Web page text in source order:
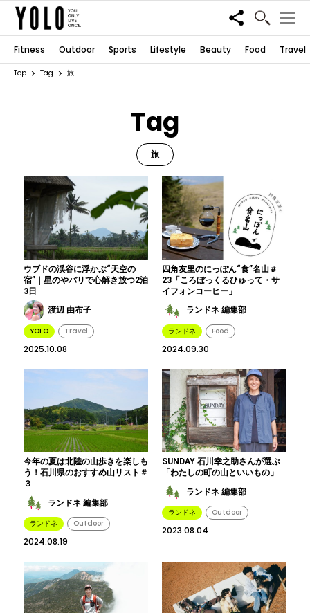
Share
Fitness Outdoor Sports Lifestyle Beauty Food Travel
Top Tag 旅
Tag
旅
ウブドの渓谷に浮かぶ“天空の
宿”｜星のやバリで心解き放つ2泊
3日
渡辺 由布子
YOLO Travel
2025.10.08
四角友里のにっぽん“食”名山＃
23「ころぼっくるひゅって・サ
イフォンコーヒー」
ランドネ 編集部
ランドネ Food
2024.09.30
今年の夏は北陸の山歩きを楽しも
う！石川県のおすすめ山リスト＃
３
ランドネ 編集部
ランドネ Outdoor
2024.08.19
SUNDAY 石川幸之助さんが選ぶ
「わたしの町の山といいもの」
ランドネ 編集部
ランドネ Outdoor
2023.08.04